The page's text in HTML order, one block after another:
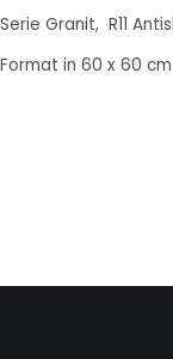
Serie Granit, R11
Format in 60 x 60 cm